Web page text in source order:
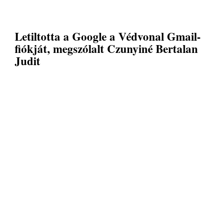
Letiltotta a Google a Védvonal Gmail-
fiókját, megszólalt Czunyiné Bertalan
Judit